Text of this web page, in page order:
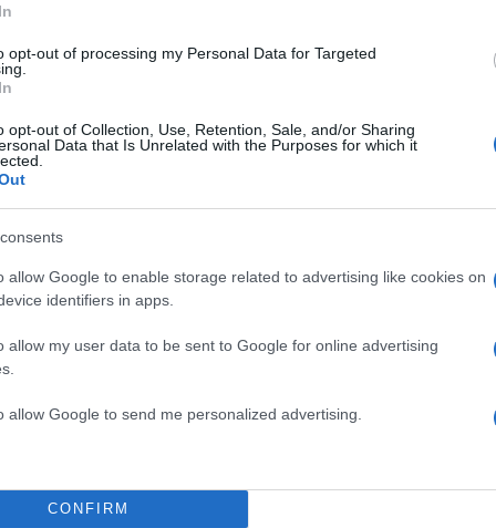
opt-out of processing my Personal Data for Targeted
opt-out of Collection, Use, Retention, Sale, and/or Sharing
Data that Is Unrelated with the Purposes for which it
allow Google to enable storage related to advertising like cookies on
identifiers in apps.
allow my user data to be sent to Google for online advertising
allow Google to send me personalized advertising.
CONFIRM
από το Μιλάνο, αλλά
επαγγελματικά ως
από 150.000
έχει αναρτήσει στο προφίλ